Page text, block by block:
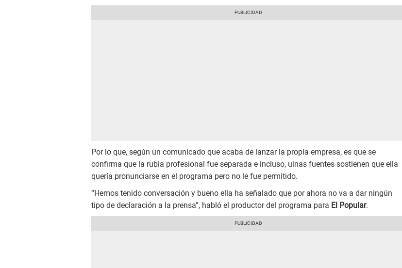
Por lo que, según un comunicado que acaba de lanzar la propia empresa, es que se
confirma que la rubia profesional fue separada e incluso, uinas fuentes sostienen que ella
quería pronunciarse en el programa pero no le fue permitido.
“Hemos tenido conversación y bueno ella ha señalado que por ahora no va a dar ningún
tipo de declaración a la prensa”, habló el productor del programa para El Popular.